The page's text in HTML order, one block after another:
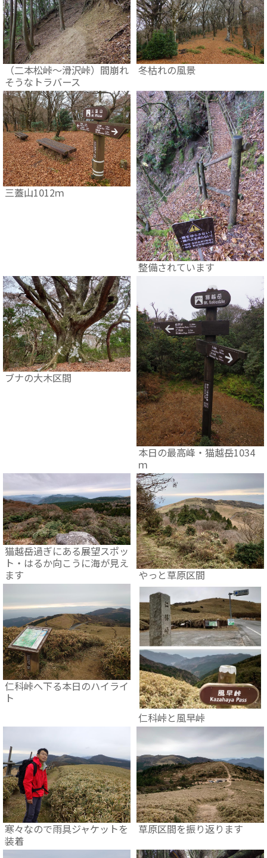
（二本松峠～滑沢峠）間崩れ
そうなトラバース
冬枯れの風景
三蓋山1012ｍ
整備されています
ブナの大木区間
本日の最高峰・猫越岳1034
ｍ
猫越岳過ぎにある展望スポッ
ト・はるか向こうに海が見え
ます
やっと草原区間
仁科峠へ下る本日のハイライ
ト
仁科峠と風早峠
寒々なので雨具ジャケットを
装着
草原区間を振り返ります